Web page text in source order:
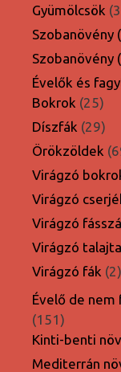
Gyümölcsök
Szobanövény
Szobanövény
Évelők és
Bokrok 2525
Díszfák 2929
Örökzöldek
Virágzó
Virágzó
Virágzó
Virágzó
Virágzó fák 22
Évelő de
151151
termék
Kinti-benti
Mediterrán